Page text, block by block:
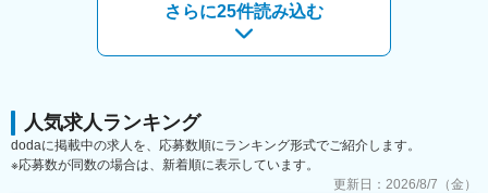
さらに25件読み込む
人気求人ランキング
dodaに掲載中の求人を、応募数順にランキング形式でご紹介します。
※応募数が同数の場合は、新着順に表示しています。
更新日： 2026/8/7（金）